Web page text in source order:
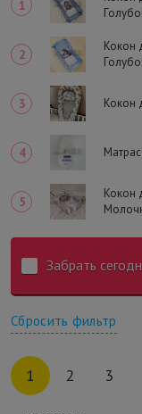
Кокон
Кокон
Кокон
Забрать
Сбросить фильтр
1 2 3